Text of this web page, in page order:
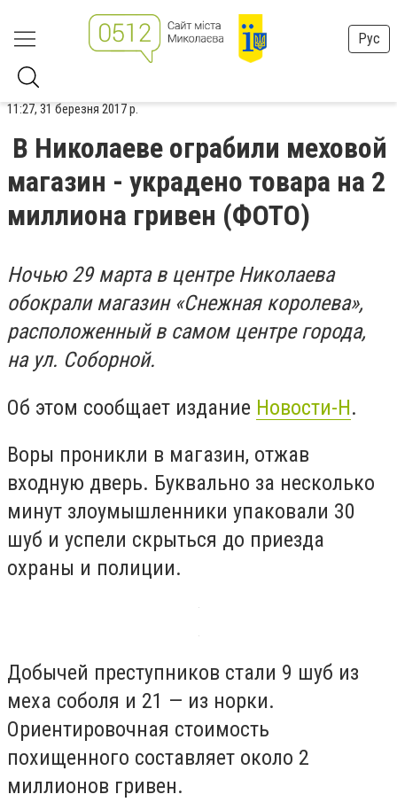
Рус
11:27, 31 березня 2017 р.
В Николаеве ограбили меховой
магазин - украдено товара на 2
миллиона гривен (ФОТО)
Ночью 29 марта в центре Николаева
обокрали магазин «Снежная королева»,
расположенный в самом центре города,
на ул. Соборной.
Об этом сообщает издание Новости-Н.
Воры проникли в магазин, отжав
входную дверь. Буквально за несколько
минут злоумышленники упаковали 30
шуб и успели скрыться до приезда
охраны и полиции.
Добычей преступников стали 9 шуб из
меха соболя и 21 — из норки.
Ориентировочная стоимость
похищенного составляет около 2
миллионов гривен.